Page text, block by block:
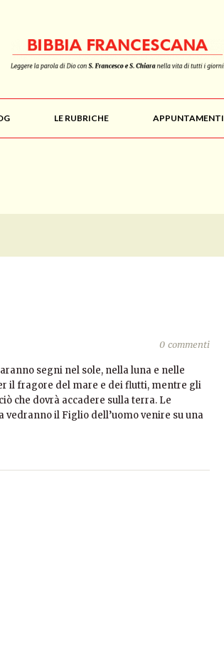
LE RUBRICHE APPUNTAMENTI
0 commenti
segni nel sole, nella luna e nelle
il fragore del mare e dei flutti, mentre gli
che dovrà accadere sulla terra. Le
il Figlio dell’uomo venire su una